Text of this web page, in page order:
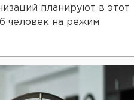
планируют в этот
человек на режим